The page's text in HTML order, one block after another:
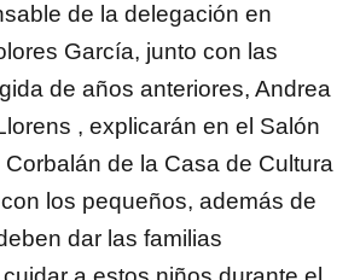
de la delegación en
García, junto con las
de años anteriores, Andrea
, explicarán en el Salón
de la Casa de Cultura
los pequeños, además de
dar las familias